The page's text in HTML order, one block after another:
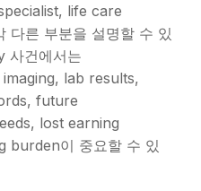
life care
른 부분을 설명할 수 있
사건에서는
lab results,
future
lost earning
burden이 중요할 수 있